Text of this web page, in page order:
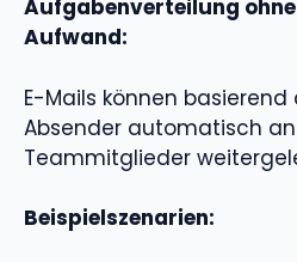
Aufgabenverteilung
Aufwand:
E-Mails können
Absender automatisch
Teammitglieder
Beispielszenarien: